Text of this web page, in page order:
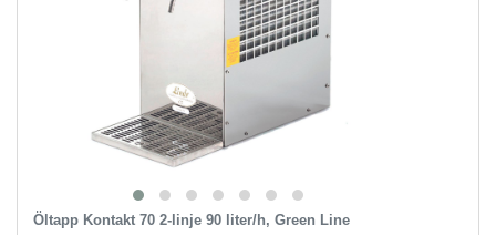
Öltapp Kontakt 70 2-linje 90 liter/h, Green Line